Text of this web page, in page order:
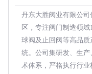
丹东大胜阀业有限公
区，专注阀门制造领
球阀及止回阀等高品
统。公司集研发、生
术体系，严格执行行